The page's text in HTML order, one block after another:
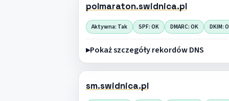
polmaraton.swidnica.pl
Aktywna: Tak SPF: OK DMARC: OK DKIM:
Pokaż szczegóły rekordów DNS
sm.swidnica.pl